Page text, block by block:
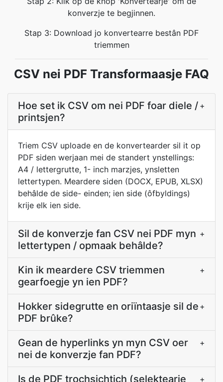
konverzje te begjinnen.
Stap 3: Download jo konvertearre bestân PDF
triemmen
CSV nei PDF Transformaasje FAQ
Hoe set ik CSV om nei PDF foar diele /
printsjen?
+
Triem CSV uploade en de konvertearder sil it op
PDF siden werjaan mei de standert ynstellings:
A4 / lettergrutte, 1- inch marzjes, ynsletten
lettertypen. Meardere siden (DOCX, EPUB, XLSX)
behâlde de side- einden; ien side (ôfbyldings)
krije elk ien side.
Sil de konverzje fan CSV nei PDF myn
lettertypen / opmaak behâlde?
+
Kin ik meardere CSV triemmen
gearfoegje yn ien PDF?
+
Hokker sidegrutte en oriïntaasje sil de
PDF brûke?
+
Gean de hyperlinks yn myn CSV oer
nei de konverzje fan PDF?
+
Is de PDF trochsichtich (selektearje +